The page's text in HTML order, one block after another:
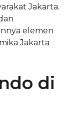
Jakarta.
elemen
Jakarta
di